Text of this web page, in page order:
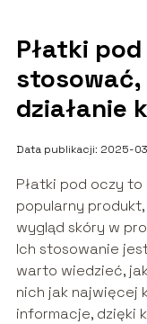
Płatki
działanie
Data publikacji: 2025-
Płatki pod oczy
popularny
wygląd skóry w
Ich stosowanie
warto wiedzieć,
nich jak najwięcej
informacje, dzięki